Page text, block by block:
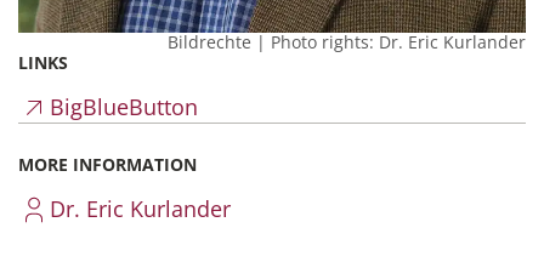
Bildrechte | Photo rights: Dr. Eric Kurlander
LINKS
BigBlueButton
MORE INFORMATION
Dr. Eric Kurlander